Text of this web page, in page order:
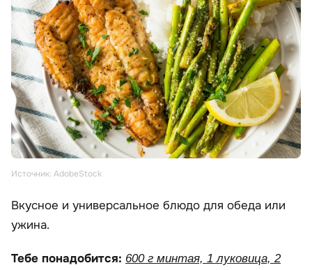
Источник: AdobeStock
Вкусное и универсальное блюдо для обеда или
ужина.
Тебе понадобится: 600 г минтая, 1 луковица, 2